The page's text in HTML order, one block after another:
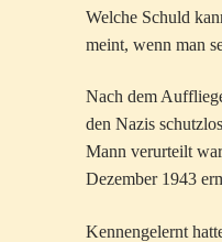
Welche Schuld
meint, wenn man
Nach dem
den Nazis
Mann verurteilt
Dezember 1943
Kennengelernt